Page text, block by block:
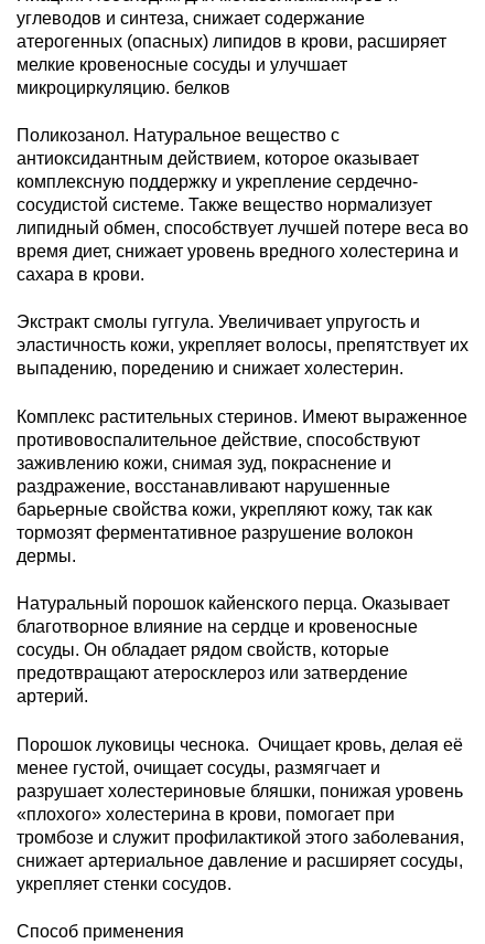
углеводов и синтеза, снижает содержание
атерогенных (опасных) липидов в крови, расширяет
мелкие кровеносные сосуды и улучшает
микроциркуляцию. белков
Поликозанол. Натуральное вещество с
антиоксидантным действием, которое оказывает
комплексную поддержку и укрепление сердечно-
сосудистой системе. Также вещество нормализует
липидный обмен, способствует лучшей потере веса во
время диет, снижает уровень вредного холестерина и
сахара в крови.
Экстракт смолы гуггула. Увеличивает упругость и
эластичность кожи, укрепляет волосы, препятствует их
выпадению, поредению и снижает холестерин.
Комплекс растительных стеринов. Имеют выраженное
противовоспалительное действие, способствуют
заживлению кожи, снимая зуд, покраснение и
раздражение, восстанавливают нарушенные
барьерные свойства кожи, укрепляют кожу, так как
тормозят ферментативное разрушение волокон
дермы.
Натуральный порошок кайенского перца. Оказывает
благотворное влияние на сердце и кровеносные
сосуды. Он обладает рядом свойств, которые
предотвращают атеросклероз или затвердение
артерий.
Порошок луковицы чеснока. Очищает кровь, делая её
менее густой, очищает сосуды, размягчает и
разрушает холестериновые бляшки, понижая уровень
«плохого» холестерина в крови, помогает при
тромбозе и служит профилактикой этого заболевания,
снижает артериальное давление и расширяет сосуды,
укрепляет стенки сосудов.
Способ применения